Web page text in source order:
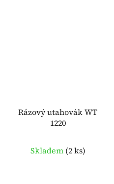
Rázový utahovák WT
1220
Skladem (2 ks)